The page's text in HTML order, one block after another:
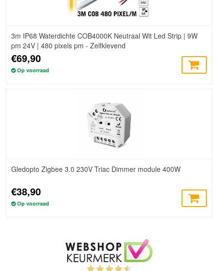
3m IP68 Waterdichte COB4000K Neutraal Wit Led Strip | 9W
pm 24V | 480 pixels pm - Zelfklevend
€69,90
Op voorraad
Gledopto Zigbee 3.0 230V Triac Dimmer module 400W
€38,90
Op voorraad